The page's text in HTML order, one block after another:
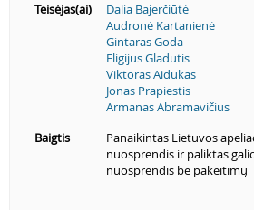
Teisėjas(ai)
Dalia Bajerčiūtė
Audronė Kartanienė
Gintaras Goda
Eligijus Gladutis
Viktoras Aidukas
Jonas Prapiestis
Armanas Abramavičius
Baigtis
Panaikintas Lietuvos
nuosprendis ir paliktas
nuosprendis be pakeitimų